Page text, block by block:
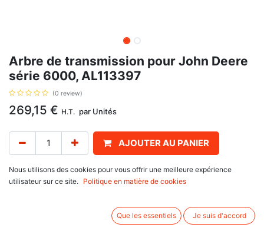
Arbre de transmission pour John Deere
série 6000, AL113397
(0 review)
269,15 € H.T. par Unités
AJOUTER AU PANIER
Délai de livraison : 1 semaine
série 6000 : 6300, 6500, 6600.
Nous utilisons des cookies pour vous offrir une meilleure expérience
utilisateur sur ce site.
Politique en matière de cookies
Que les essentiels Je suis d'accord